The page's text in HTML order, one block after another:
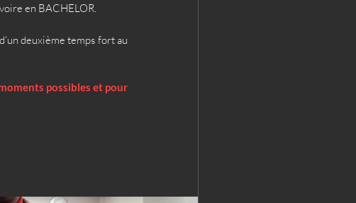
en BACHELOR.
deuxième temps fort au
possibles et pour